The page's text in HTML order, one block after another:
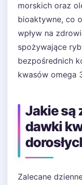
morskich oraz
bioaktywne, co
wpływ na
spożywające
bezpośrednich
kwasów omega
Jakie są
dawki
Zalecane